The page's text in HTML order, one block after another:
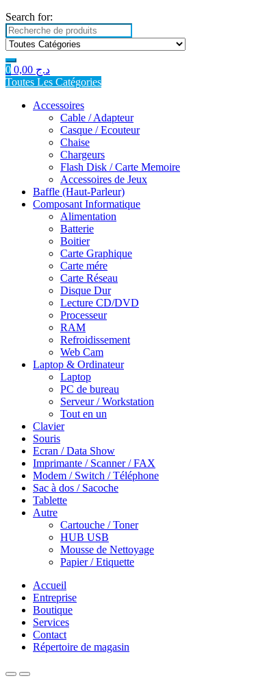
Search for:
0 د.ج
Toutes Les Catégories
Accessoires
Cable / Adapteur
Casque / Ecouteur
Chaise
Chargeurs
Flash Disk / Carte Memoire
Accessoires de Jeux
Baffle (Haut-Parleur)
Composant Informatique
Alimentation
Batterie
Boitier
Carte Graphique
Carte mére
Carte Réseau
Disque Dur
Lecture CD/DVD
Processeur
RAM
Refroidissement
Web Cam
Laptop & Ordinateur
Laptop
PC de bureau
Serveur / Workstation
Tout en un
Clavier
Souris
Ecran / Data Show
Imprimante / Scanner / FAX
Modem / Switch / Téléphone
Sac à dos / Sacoche
Tablette
Autre
Cartouche / Toner
HUB USB
Mousse de Nettoyage
Papier / Etiquette
Accueil
Entreprise
Boutique
Services
Contact
Répertoire de magasin